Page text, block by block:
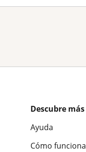
Descubre más
Ayuda
Cómo funciona